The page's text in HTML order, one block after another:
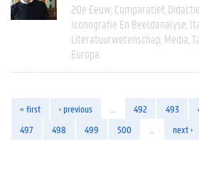
20e Eeuw Comparatief
Iconografie En Beeldanalyse
Literatuurwetenschap Media
Europa
« first ‹ previous 492 493
497
498 499 500 next ›